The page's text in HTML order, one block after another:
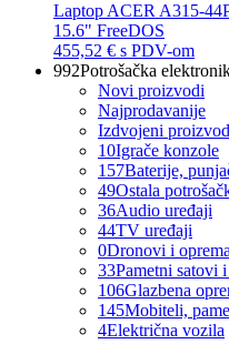
Laptop ACER A315-
15.6" FreeDOS
455,52 € s PDV-om
992Potrošačka
Novi proizvodi
Najprodavanije
Izdvojeni
10Igrače konzole
157Baterije,
49Ostala
36Audio uređaji
44TV uređaji
0Dronovi i oprema
33Pametni satovi
106Glazbena
145Mobiteli,
4Električna vozila